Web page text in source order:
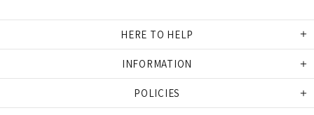
HERE TO HELP
INFORMATION
POLICIES